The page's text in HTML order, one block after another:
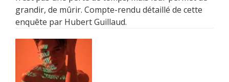
grandir, de mûrir. Compte-rendu détaillé de cette
enquête par Hubert Guillaud.